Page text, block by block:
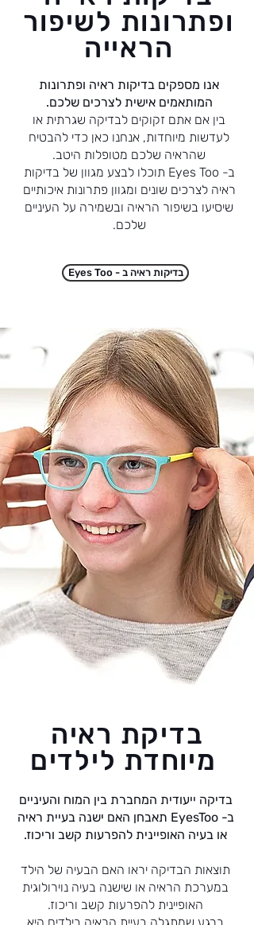
ופתרונות לשיפור
הראייה
אנו מספקים בדיקות ראיה ופתרונות
המותאמים אישית לצרכים שלכם.
בין אם אתם זקוקים לבדיקה שגרתית או
לעדשות מיוחדות, אנחנו כאן כדי להבטיח
שהראיה שלכם מטופלות היטב.
ב- Eyes Too תוכלו לבצע מגוון של בדיקות
ראיה לצרכים שונים ומגוון פתרונות איכותיים
שיסיעו בשיפור הראיה ובשמירה על העיניים
שלכם.
Eyes Too - בדיקות ראיה ב
בדיקת ראיה
בדיקה ייעודית המחברת בין המוח והעיניים
ב- EyesToo תאבחן האם ישנה בעיית ראיה
או בעיה האופיינית להפרעות קשב וריכוז.
תוצאות הבדיקה יראו האם הבעיה של הילד
במערכת הראיה או שישנה בעיה נוירולוגית
האופיינית להפרעות קשב וריכוז.